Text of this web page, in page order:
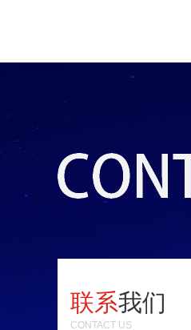
联系我们
CONTACT US